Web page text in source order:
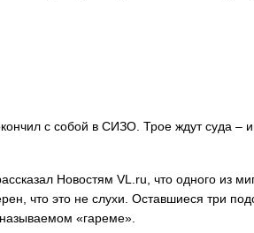
с собой в СИЗО. Трое ждут суда –
Новостям VL.ru, что одного из
что это не слухи. Оставшиеся три
«гареме».